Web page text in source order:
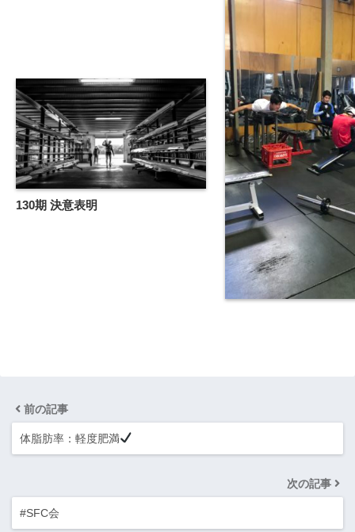
130期 決意表明
前の記事
体脂肪率：軽度肥満
次の記事
#SFC会